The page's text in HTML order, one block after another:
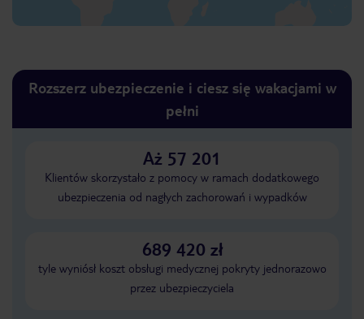
Rozszerz ubezpieczenie i ciesz się wakacjami w
pełni
Aż 57 201
Klientów skorzystało z pomocy w ramach dodatkowego
ubezpieczenia od nagłych zachorowań i wypadków
689 420 zł
tyle wyniósł koszt obsługi medycznej pokryty jednorazowo
przez ubezpieczyciela